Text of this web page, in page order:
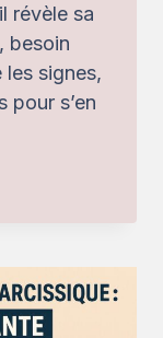
révèle sa
besoin
les signes,
pour s’en